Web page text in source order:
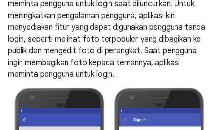
meminta pengguna untuk login saat diluncurkan. Untuk
meningkatkan pengalaman pengguna, aplikasi kini
menyediakan fitur yang dapat digunakan pengguna tanpa
login, seperti melihat foto terpopuler yang dibagikan ke
publik dan mengedit foto di perangkat. Saat pengguna
ingin membagikan foto kepada temannya, aplikasi
meminta pengguna untuk login.